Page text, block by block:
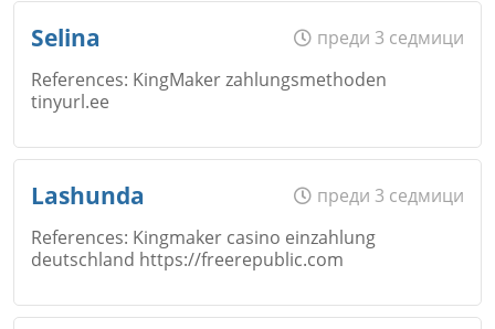
Откажи
Откажи
Коментар
Email
Коментар *
Selina
преди 3 седмици
References: KingMaker zahlungsmethoden
tinyurl.ee
Email
Lashunda
преди 3 седмици
References: Kingmaker casino einzahlung
deutschland https://freerepublic.com